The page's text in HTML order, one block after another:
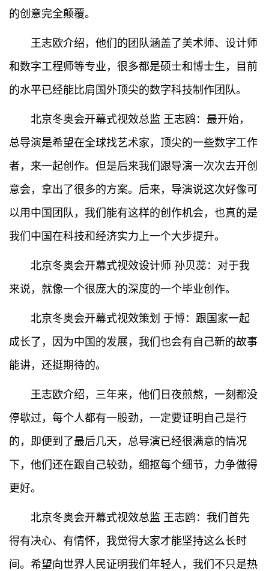
的创意完全颠覆。
王志欧介绍，他们的团队涵盖了美术师、设计师
和数字工程师等专业，很多都是硕士和博士生，目前
的水平已经能比肩国外顶尖的数字科技制作团队。
北京冬奥会开幕式视效总监 王志鸥：最开始，
总导演是希望在全球找艺术家，顶尖的一些数字工作
者，来一起创作。但是后来我们跟导演一次次去开创
意会，拿出了很多的方案。后来，导演说这次好像可
以用中国团队，我们能有这样的创作机会，也真的是
我们中国在科技和经济实力上一个大步提升。
北京冬奥会开幕式视效设计师 孙贝蕊：对于我
来说，就像一个很庞大的深度的一个毕业创作。
北京冬奥会开幕式视效策划 于博：跟国家一起
成长了，因为中国的发展，我们也会有自己新的故事
能讲，还挺期待的。
王志欧介绍，三年来，他们日夜煎熬，一刻都没
停歇过，每个人都有一股劲，一定要证明自己是行
的，即便到了最后几天，总导演已经很满意的情况
下，他们还在跟自己较劲，细抠每个细节，力争做得
更好。
北京冬奥会开幕式视效总监 王志鸥：我们首先
得有决心、有情怀，我觉得大家才能坚持这么长时
间。希望向世界人民证明我们年轻人，我们不只是热